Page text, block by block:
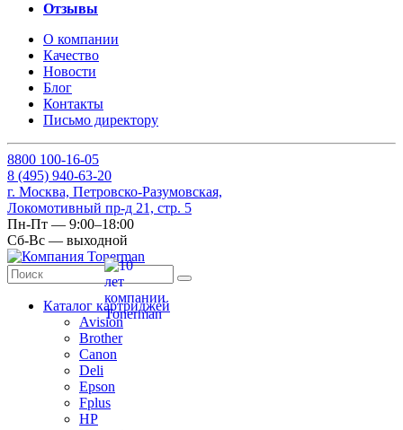
Отзывы
О компании
Качество
Новости
Блог
Контакты
Письмо директору
8800 100-16-05
8 (495) 940-63-20
г. Москва, Петровско-Разумовская,
Локомотивный пр-д 21, стр. 5
Пн-Пт — 9:00–18:00
Сб-Вс — выходной
Каталог картриджей
Avision
Brother
Canon
Deli
Epson
Fplus
HP